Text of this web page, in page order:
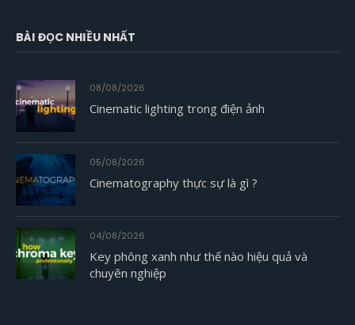
BÀI ĐỌC NHIỀU NHẤT
08/08/2026
Cinematic lighting trong điện ảnh
05/08/2026
Cinematography thực sự là gì ?
04/08/2026
Key phông xanh như thế nào hiệu quả và
chuyên nghiệp